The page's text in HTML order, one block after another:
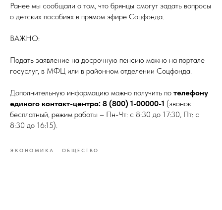
Ранее мы сообщали о том, что брянцы смогут задать вопросы
о детских пособиях в прямом эфире Соцфонда.
ВАЖНО:
Подать заявление на досрочную пенсию можно на портале
госуслуг, в МФЦ или в районном отделении Соцфонда.
Дополнительную информацию можно получить по телефону
единого контакт-центра: 8 (800) 1-00000-1 (звонок
бесплатный, режим работы – Пн-Чт: с 8:30 до 17:30, Пт: с
8:30 до 16:15).
ЭКОНОМИКА ОБЩЕСТВО